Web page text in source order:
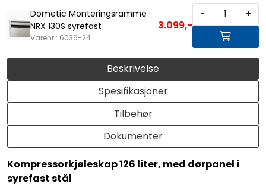
Beskrivelse
Spesifikasjoner
Tilbehør
Dokumenter
Kompressorkjøleskap 126 liter, med dørpanel i
syrefast stål
Dometic Monteringsramme
NRX 130S syrefast
Varenr.: 6036-24
3.099,-
- +